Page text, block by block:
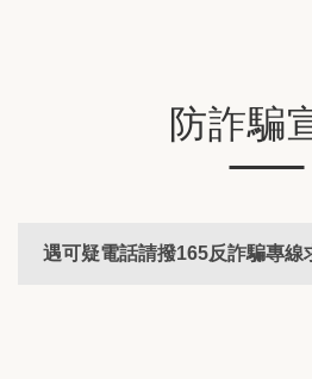
防詐騙
遇可疑電話請撥165反詐騙專線